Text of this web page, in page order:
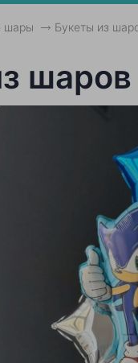
шары Букеты из